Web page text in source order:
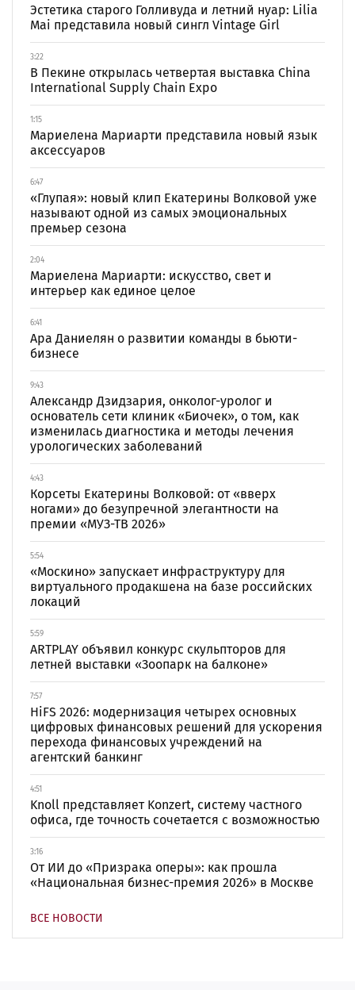
Эстетика старого Голливуда и летний нуар: Lilia
Mai представила новый сингл Vintage Girl
3:22
В Пекине открылась четвертая выставка China
International Supply Chain Expo
1:15
Мариелена Мариарти представила новый язык
аксессуаров
6:47
«Глупая»: новый клип Екатерины Волковой уже
называют одной из самых эмоциональных
премьер сезона
2:04
Мариелена Мариарти: искусство, свет и
интерьер как единое целое
6:41
Ара Даниелян о развитии команды в бьюти-
бизнесе
9:43
Александр Дзидзария, онколог-уролог и
основатель сети клиник «Биочек», о том, как
изменилась диагностика и методы лечения
урологических заболеваний
4:43
Корсеты Екатерины Волковой: от «вверх
ногами» до безупречной элегантности на
премии «МУЗ-ТВ 2026»
5:54
«Москино» запускает инфраструктуру для
виртуального продакшена на базе российских
локаций
5:59
ARTPLAY объявил конкурс скульпторов для
летней выставки «Зоопарк на балконе»
7:57
HiFS 2026: модернизация четырех основных
цифровых финансовых решений для ускорения
перехода финансовых учреждений на
агентский банкинг
4:51
Knoll представляет Konzert, систему частного
офиса, где точность сочетается с возможностью
3:16
От ИИ до «Призрака оперы»: как прошла
«Национальная бизнес-премия 2026» в Москве
ВСЕ НОВОСТИ